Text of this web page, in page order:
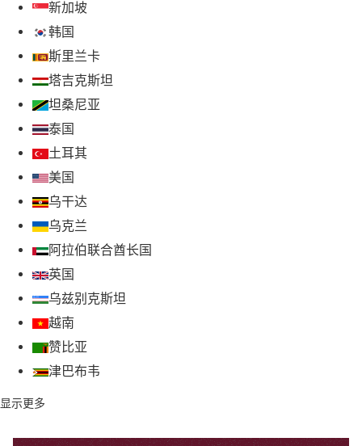
新加坡
韩国
斯里兰卡
塔吉克斯坦
坦桑尼亚
泰国
土耳其
美国
乌干达
乌克兰
阿拉伯联合酋长国
英国
乌兹别克斯坦
越南
赞比亚
津巴布韦
显示更多